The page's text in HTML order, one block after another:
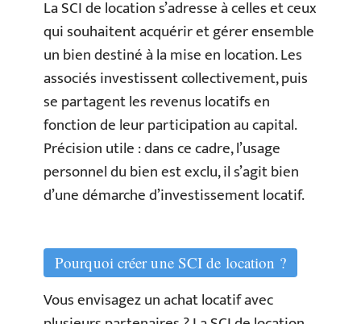
La SCI de location s’adresse à celles et ceux
qui souhaitent acquérir et gérer ensemble
un bien destiné à la mise en location. Les
associés investissent collectivement, puis
se partagent les revenus locatifs en
fonction de leur participation au capital.
Précision utile : dans ce cadre, l’usage
personnel du bien est exclu, il s’agit bien
d’une démarche d’investissement locatif.
Pourquoi créer une SCI de location ?
Vous envisagez un achat locatif avec